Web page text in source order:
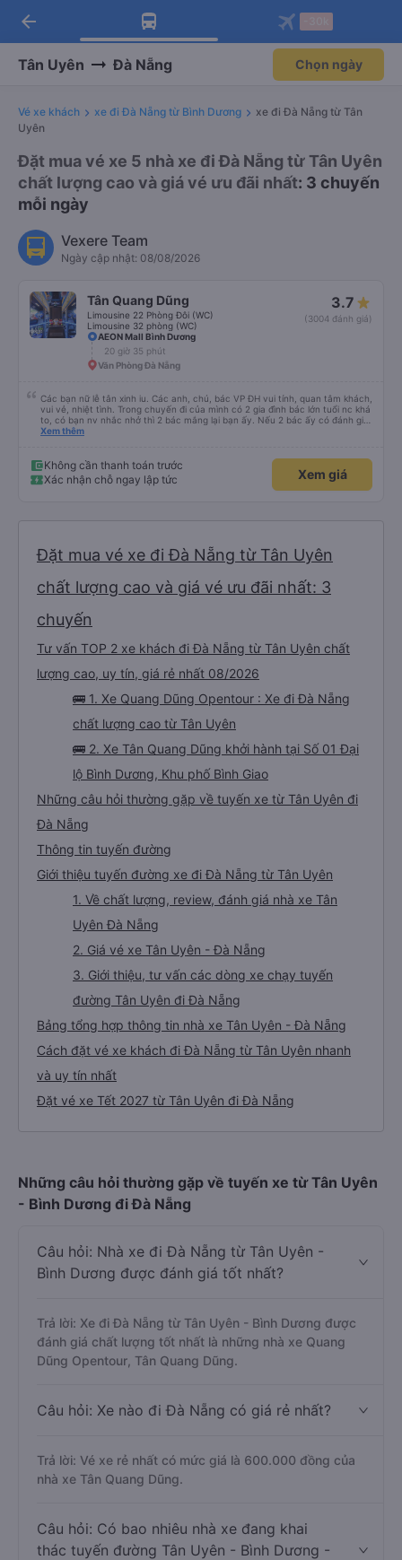
Tải app Vexere ngay!
Nhận ưu đãi thành viên độc
Mở app
Tải app Vexere
-30k/ghế khi đặt vé máy bay qua
Mở app
arrow_back
Tân Uyên Đà Nẵng Chọn ngày
Vé xe khách xe đi Đà Nẵng từ Bình Dương
xe đi Đà Nẵng từ Tân
Uyên
Đặt mua vé xe 5 nhà xe đi Đà Nẵng từ Tân Uyên
chất lượng cao và giá vé ưu đãi nhất: 3 chuyến
mỗi ngày
Vexere Team
Ngày cập nhật: 08/08/2026
Tân Quang Dũng
Limousine 22 Phòng Đôi (WC)
Limousine 32 phòng (WC)
3.7
(3004 đánh giá)
AEON Mall Bình Dương
20 giờ 35 phút
Văn Phòng Đà Nẵng
Các bạn nữ lễ tân xinh iu. Các anh, chú, bác VP ĐH vui tính, quan tâm khách,
vui vẻ, nhiệt tình. Trong chuyến đi của mình có 2 gia đình bác lớn tuổi nc khá
to, có bạn nv nhắc nhở thì 2 bác mắng lại bạn ấy. Nếu 2 bác ấy có đánh giá
xấu thì mình ngược lại nha. Bạn ấy nhắc nhở rất đúng. 2 bác nói rất to. To
bạn ấy nha. Nếu bạn ấy bị trừ thì bảo bạn ấy liên hệ sđt của mình, mình hỗ
trợ ạ. Số mình đuôi 666, chuyến ĐH-NT ngày 16/1. À các bạn nữ lễ tân xinh
iu còn đổi cho mình phòng đơn sang đôi xong còn note là (một mình) yêu
Xem thêm
Không cần thanh toán trước
Xác nhận chỗ ngay lập tức
Xem giá
Đặt mua vé xe đi Đà Nẵng từ Tân Uyên
chất lượng cao và giá vé ưu đãi nhất: 3
chuyến
Tư vấn TOP 2 xe khách đi Đà Nẵng từ Tân Uyên chất
lượng cao, uy tín, giá rẻ nhất 08/2026
🚌 1. Xe Quang Dũng Opentour : Xe đi Đà Nẵng
chất lượng cao từ Tân Uyên
🚌 2. Xe Tân Quang Dũng khởi hành tại Số 01 Đại
lộ Bình Dương, Khu phố Bình Giao
Những câu hỏi thường gặp về tuyến xe từ Tân Uyên đi
Đà Nẵng
Thông tin tuyến đường
Giới thiệu tuyến đường xe đi Đà Nẵng từ Tân Uyên
1. Về chất lượng, review, đánh giá nhà xe Tân
Uyên Đà Nẵng
2. Giá vé xe Tân Uyên - Đà Nẵng
3. Giới thiệu, tư vấn các dòng xe chạy tuyến
đường Tân Uyên đi Đà Nẵng
Bảng tổng hợp thông tin nhà xe Tân Uyên - Đà Nẵng
Cách đặt vé xe khách đi Đà Nẵng từ Tân Uyên nhanh
và uy tín nhất
Đặt vé xe Tết 2027 từ Tân Uyên đi Đà Nẵng
Những câu hỏi thường gặp về tuyến xe từ Tân Uyên
- Bình Dương đi Đà Nẵng
Câu hỏi: Nhà xe đi Đà Nẵng từ Tân Uyên -
Bình Dương được đánh giá tốt nhất?
Trả lời: Xe đi Đà Nẵng từ Tân Uyên - Bình Dương được
đánh giá chất lượng tốt nhất là những nhà xe Quang
Dũng Opentour, Tân Quang Dũng.
Câu hỏi: Xe nào đi Đà Nẵng có giá rẻ nhất?
Trả lời: Vé xe rẻ nhất có mức giá là 600.000 đồng của
nhà xe Tân Quang Dũng.
Câu hỏi: Có bao nhiêu nhà xe đang khai
thác tuyến đường Tân Uyên - Bình Dương -